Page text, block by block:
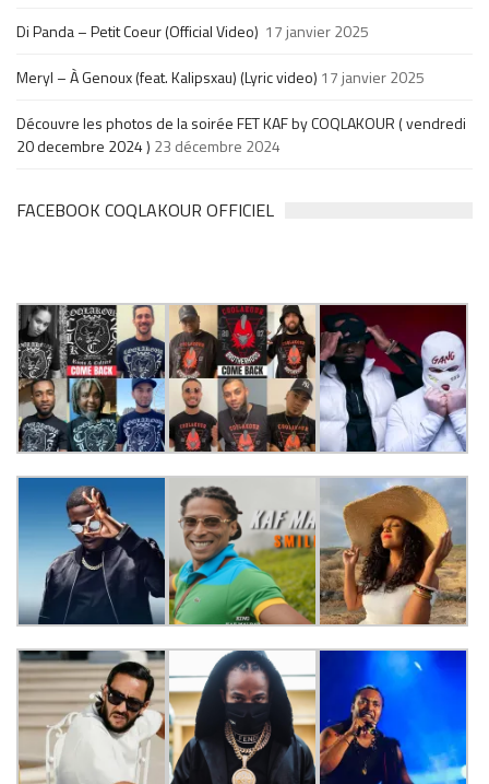
Di Panda – Petit Coeur (Official Video) 17 janvier 2025
Meryl – À Genoux (feat. Kalipsxau) (Lyric video) 17 janvier 2025
Découvre les photos de la soirée FET KAF by COQLAKOUR ( vendredi
20 decembre 2024 ) 23 décembre 2024
FACEBOOK COQLAKOUR OFFICIEL